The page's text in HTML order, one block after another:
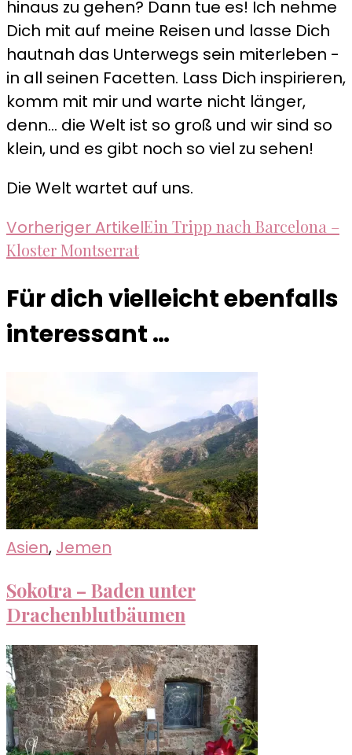
hinaus zu gehen? Dann tue es! Ich nehme
Dich mit auf meine Reisen und lasse Dich
hautnah das Unterwegs sein miterleben -
in all seinen Facetten. Lass Dich inspirieren,
komm mit mir und warte nicht länger,
denn... die Welt ist so groß und wir sind so
klein, und es gibt noch so viel zu sehen!
Die Welt wartet auf uns.
Beitragsnavigation
Vorheriger ArtikelEin Tripp nach Barcelona –
Kloster Montserrat
Für dich vielleicht ebenfalls
interessant …
Asien, Jemen
Sokotra – Baden unter
Drachenblutbäumen